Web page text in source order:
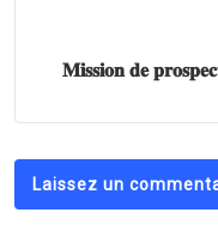
𝐌𝐢𝐬𝐬𝐢𝐨𝐧 𝐝𝐞
Laissez un